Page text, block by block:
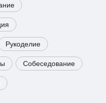
Рукоделие
Собеседование